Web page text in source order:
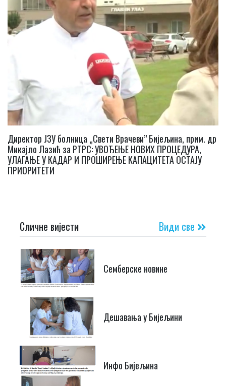
Директор ЈЗУ болница „Свети Врачеви” Бијељина, прим. др
Микајло Лазић за РТРС: УВОЂЕЊЕ НОВИХ ПРОЦЕДУРА,
УЛАГАЊЕ У КАДАР И ПРОШИРЕЊЕ КАПАЦИТЕТА ОСТАЈУ
ПРИОРИТЕТИ
Сличне вијести Види све
Семберске новине
Дешавања у Бијељини
Инфо Бијељина